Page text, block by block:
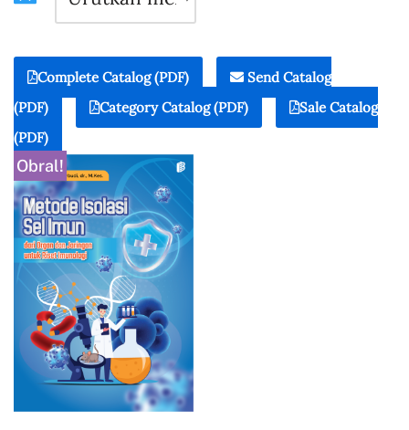
Complete Catalog (PDF)
Send Catalog
(PDF)
Category Catalog (PDF)
Sale Catalog
(PDF)
Obral!